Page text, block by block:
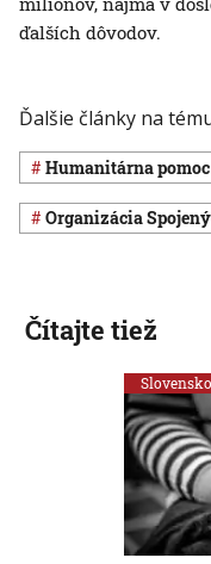
ďalších dôvodov.
Ďalšie články na
humanitárna pomoc
Organizácia
Čítajte tiež
Slovensko